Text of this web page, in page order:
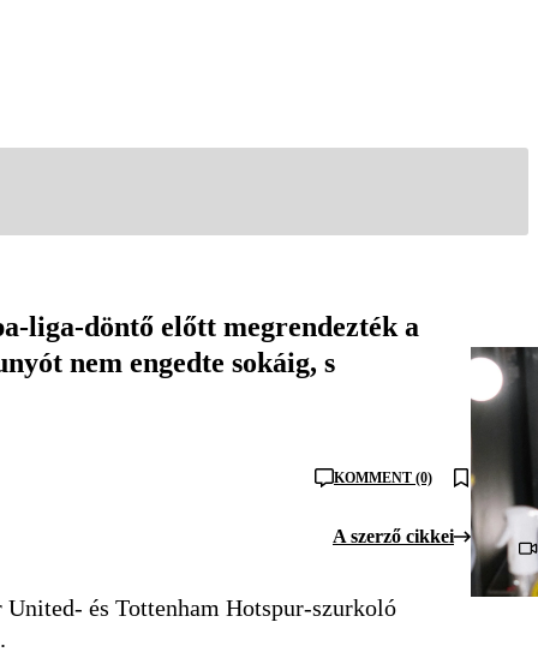
liga-döntő előtt megrendezték a
nem engedte sokáig, s
KOMMENT (0)
A szerző cikkei
és Tottenham Hotspur-szurkoló